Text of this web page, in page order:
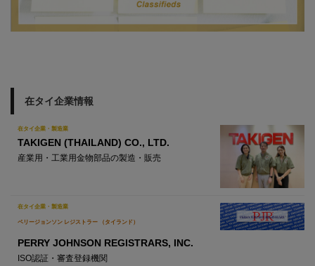
在タイ企業情報
在タイ企業・製造業
TAKIGEN (THAILAND) CO., LTD.
産業用・工業用金物部品の製造・販売
在タイ企業・製造業
ペリージョンソン レジストラー （タイランド）
PERRY JOHNSON REGISTRARS, INC.
ISO認証・審査登録機関